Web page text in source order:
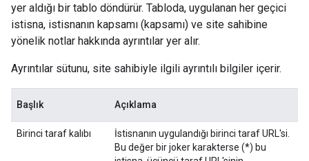
yer aldığı bir tablo döndürür. Tabloda, uygulanan her geçici
istisna, istisnanın kapsamı (kapsamı) ve site sahibine
yönelik notlar hakkında ayrıntılar yer alır.
Ayrıntılar sütunu, site sahibiyle ilgili ayrıntılı bilgiler içerir.
Başlık Açıklama
Birinci taraf kalıbı
İstisnanın uygulandığı birinci taraf URL'si.
Bu değer bir joker karakterse (*) bu